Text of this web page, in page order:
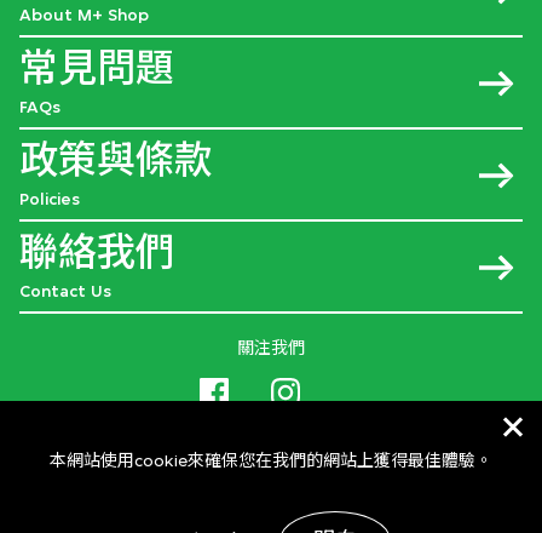
About M+ Shop
常見問題
FAQs
政策與條款
Policies
聯絡我們
Contact Us
關注我們
本網站使用cookie來確保您在我們的網站上獲得最佳體驗。